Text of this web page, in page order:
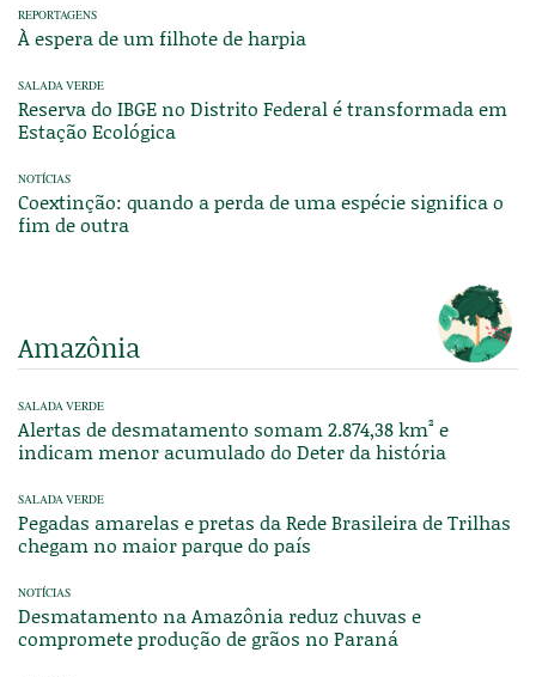
REPORTAGENS
À espera de um filhote de harpia
SALADA VERDE
Reserva do IBGE no Distrito Federal é transformada em
Estação Ecológica
NOTÍCIAS
Coextinção: quando a perda de uma espécie significa o
fim de outra
Amazônia
SALADA VERDE
Alertas de desmatamento somam 2.874,38 km² e
indicam menor acumulado do Deter da história
SALADA VERDE
Pegadas amarelas e pretas da Rede Brasileira de Trilhas
chegam no maior parque do país
NOTÍCIAS
Desmatamento na Amazônia reduz chuvas e
compromete produção de grãos no Paraná